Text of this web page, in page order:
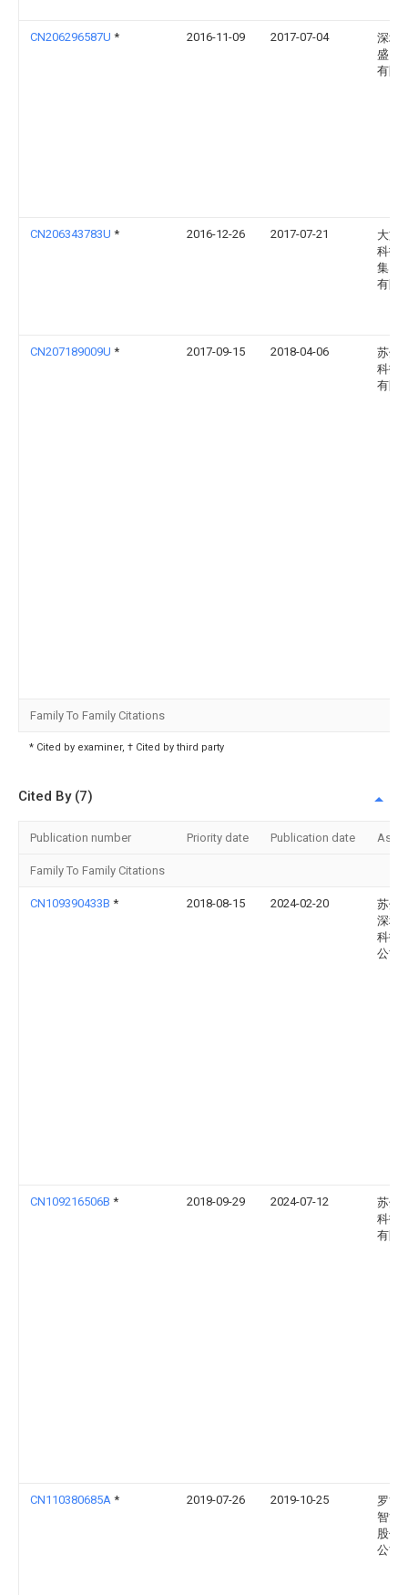
CN206296587U * 2016-11-09 2017-07-04
深圳
盛自
有限
CN206343783U * 2016-12-26 2017-07-21
大族
科技
集团
有限
CN207189009U * 2017-09-15 2018-04-06
苏州
科技
有限
Family To Family Citations
* Cited by examiner, † Cited by third party
Cited By (7)
Publication number Priority date Publication date
Family To Family Citations
CN109390433B * 2018-08-15 2024-02-20
苏州
深科
科技
公司
CN109216506B * 2018-09-29 2024-07-12
苏州
科技
有限
CN110380685A * 2019-07-26 2019-10-25
罗博
智能
股份
公司